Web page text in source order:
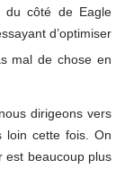
du côté de Eagle
d’optimiser
mal de chose en
dirigeons vers
loin cette fois. On
est beaucoup plus